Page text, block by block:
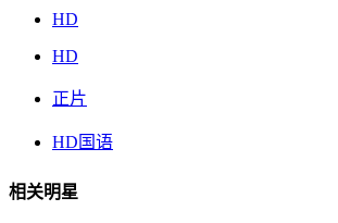
HD
HD
正片
HD国语
相关明星